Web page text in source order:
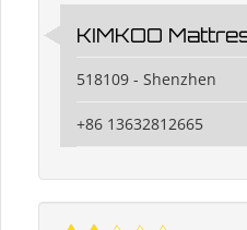
KIMKOO
518109 - Shenzhen
+86 13632812665